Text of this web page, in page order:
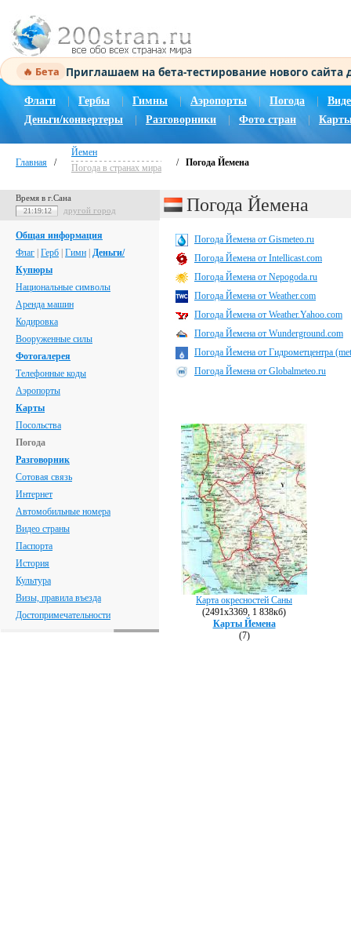
🔥 Бета Приглашаем на бета-тестирование нового
Флаги Гербы Гимны | Аэропорты Погода |
Деньги/конвертеры
Разговорники Фото стран
Главная /
Йемен
Погода в странах мира
/ Погода Йемена
Время в г.Сана
21:19:13 другой город
Общая информация
Флаг Герб Гимн Деньги/
Купюры
Национальные символы
Аренда машин
Кодировка
Вооруженные силы
Фотогалерея
Телефонные коды
Аэропорты
Карты
Посольства
Погода
Разговорник
Сотовая связь
Интернет
Автомобильные номера
Видео страны
Паспорта
История
Культура
Визы, правила въезда
Достопримечательности
Погода Йемена
Погода Йемена от Gismeteo.ru
Погода Йемена от Intellicast.com
Погода Йемена от Nepogoda.ru
Погода Йемена от Weather.com
Погода Йемена от Weather.Yahoo.com
Погода Йемена от Wunderground.com
Погода Йемена от Гидрометцентра
Погода Йемена от Globalmeteo.ru
Карта окресностей Саны
(2491х3369, 1 838кб)
Карты Йемена
(7)